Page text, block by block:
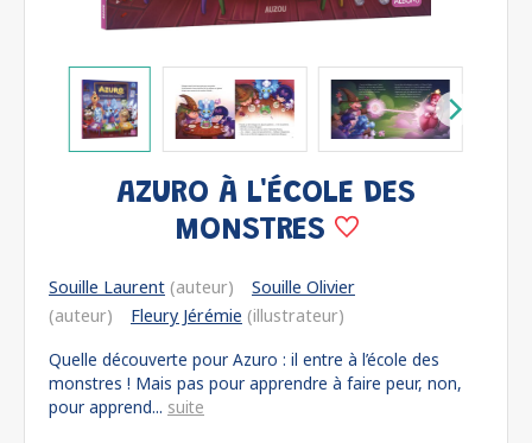
AZURO À L'ÉCOLE DES
MONSTRES
Souille Laurent (auteur)
Souille Olivier
(auteur)
Fleury Jérémie (illustrateur)
Quelle découverte pour Azuro : il entre à l’école des
monstres ! Mais pas pour apprendre à faire peur, non,
pour apprend... suite